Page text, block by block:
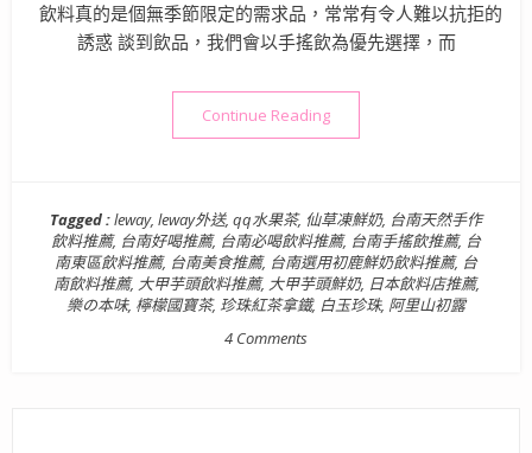
飲料真的是個無季節限定的需求品，常常有令人難以抗拒的
誘惑 談到飲品，我們會以手搖飲為優先選擇，而
Continue Reading“【飲】台南．東區| LEWAY
Tagged :leway, leway外送, qq水果茶, 仙草凍鮮奶, 台南天然手作
飲料推薦, 台南好喝推薦, 台南必喝飲料推薦, 台南手搖飲推薦, 台
南東區飲料推薦, 台南美食推薦, 台南選用初鹿鮮奶飲料推薦, 台
南飲料推薦, 大甲芋頭飲料推薦, 大甲芋頭鮮奶, 日本飲料店推薦,
樂の本味, 檸檬國寶茶, 珍珠紅茶拿鐵, 白玉珍珠, 阿里山初露
4 Comments